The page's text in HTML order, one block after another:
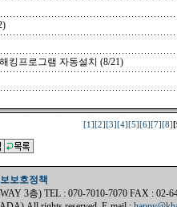
킹프로그램 자동설치 (8/21)
[1] [2] [3] [4] [5] [6] [7] [8]
보호정책
3층) TEL : 070-7010-7070 FAX : 02-